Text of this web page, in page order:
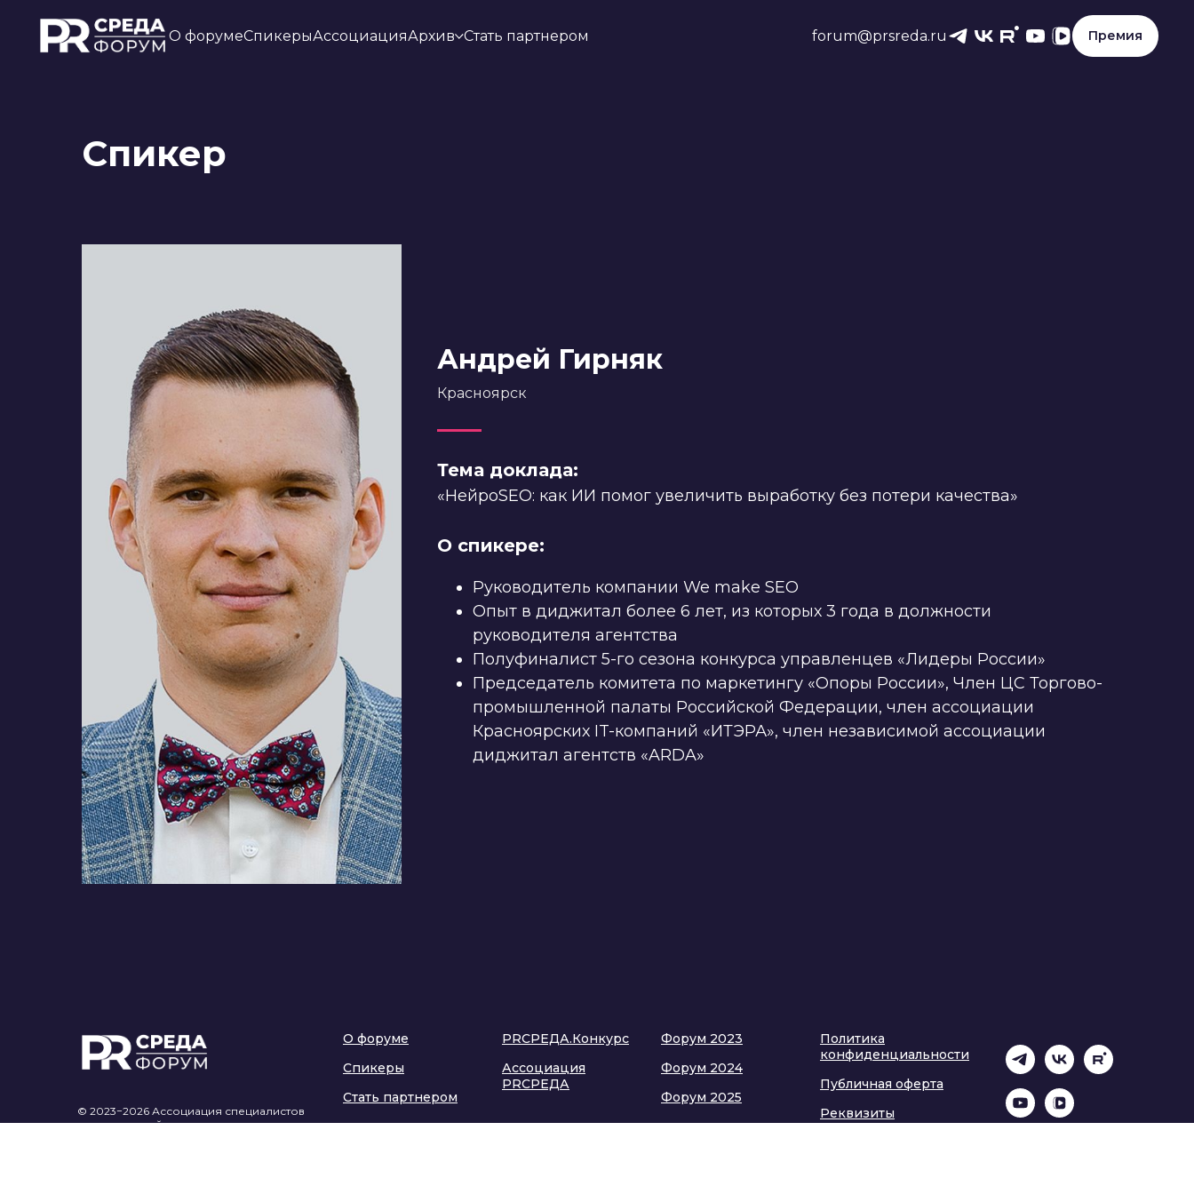
О форумеСпикерыАссоциацияАрхив Стать партнером forum@prsreda.ru Премия
Спикер
Андрей Гирняк
Красноярск
Тема доклада:
«НейроSEO: как ИИ помог увеличить выработку без потери качества»
О спикере:
Руководитель компании We make SEO
Опыт в диджитал более 6 лет, из которых 3 года в должности
руководителя агентства
Полуфиналист 5-го сезона конкурса управленцев «Лидеры России»
Председатель комитета по маркетингу «Опоры России», Член ЦС Торгово-
промышленной палаты Российской Федерации, член ассоциации
Красноярских IT-компаний «ИТЭРА», член независимой ассоциации
диджитал агентств «ARDA»
© 2023−2026 Ассоциация специалистов
и организаций по связям
О форуме
Спикеры
Стать партнером
PRСРЕДА.Конкурс
Ассоциация
PRСРЕДА
Форум 2023
Форум 2024
Форум 2025
Политика
конфиденциальности
Публичная оферта
Реквизиты